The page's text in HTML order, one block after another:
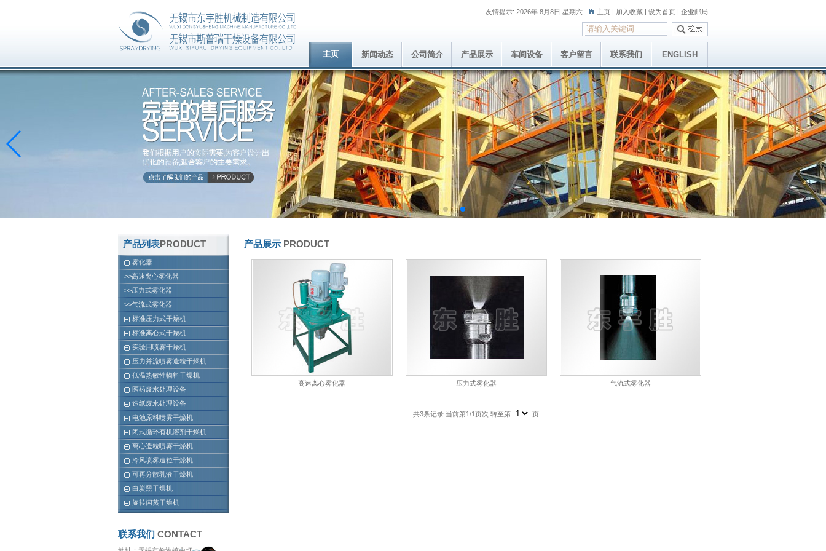
友情提示: 2026年 8月8日 星期六 主页 | 加入收藏 | 设为首页 | 企业邮局
主页 新闻动态 公司简介 产品展示 车间设备 客户留言 联系我们 ENGLISH
产品列表PRODUCT
雾化器
>>高速离心雾化器
>>压力式雾化器
>>气流式雾化器
标准压力式干燥机
标准离心式干燥机
实验用喷雾干燥机
压力并流喷雾造粒干燥机
低温热敏性物料干燥机
医药废水处理设备
造纸废水处理设备
电池原料喷雾干燥机
闭式循环有机溶剂干燥机
离心造粒喷雾干燥机
冷风喷雾造粒干燥机
可再分散乳液干燥机
白炭黑干燥机
旋转闪蒸干燥机
联系我们 CONTACT
产品展示 PRODUCT
高速离心雾化器 压力式雾化器 气流式雾化器
共3条记录 当前第1/1页次 转至第 页